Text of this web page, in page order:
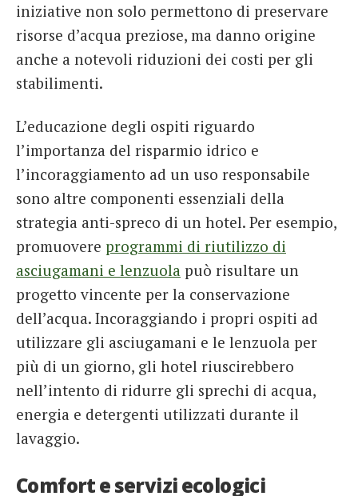
iniziative non solo permettono di preservare
risorse d’acqua preziose, ma danno origine
anche a notevoli riduzioni dei costi per gli
stabilimenti.
L’educazione degli ospiti riguardo
l’importanza del risparmio idrico e
l’incoraggiamento ad un uso responsabile
sono altre componenti essenziali della
strategia anti-spreco di un hotel. Per esempio,
promuovere programmi di riutilizzo di
asciugamani e lenzuola può risultare un
progetto vincente per la conservazione
dell’acqua. Incoraggiando i propri ospiti ad
utilizzare gli asciugamani e le lenzuola per
più di un giorno, gli hotel riuscirebbero
nell’intento di ridurre gli sprechi di acqua,
energia e detergenti utilizzati durante il
lavaggio.
Comfort e servizi ecologici